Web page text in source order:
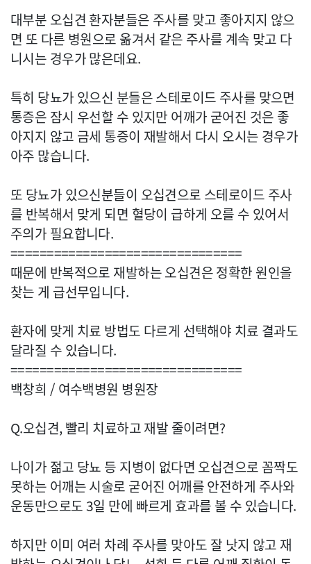
대부분 오십견 환자분들은 주사를 맞고 좋아지지 않으
면 또 다른 병원으로 옮겨서 같은 주사를 계속 맞고 다
니시는 경우가 많은데요.
특히 당뇨가 있으신 분들은 스테로이드 주사를 맞으면
통증은 잠시 우선할 수 있지만 어깨가 굳어진 것은 좋
아지지 않고 금세 통증이 재발해서 다시 오시는 경우가
아주 많습니다.
또 당뇨가 있으신분들이 오십견으로 스테로이드 주사
를 반복해서 맞게 되면 혈당이 급하게 오를 수 있어서
주의가 필요합니다.
================================
때문에 반복적으로 재발하는 오십견은 정확한 원인을
찾는 게 급선무입니다.
환자에 맞게 치료 방법도 다르게 선택해야 치료 결과도
달라질 수 있습니다.
================================
백창희 / 여수백병원 병원장
Q.오십견, 빨리 치료하고 재발 줄이려면?
나이가 젊고 당뇨 등 지병이 없다면 오십견으로 꼼짝도
못하는 어깨는 시술로 굳어진 어깨를 안전하게 주사와
운동만으로도 3일 만에 빠르게 효과를 볼 수 있습니다.
하지만 이미 여러 차례 주사를 맞아도 잘 낫지 않고 재